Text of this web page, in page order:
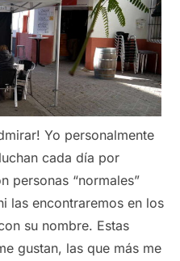
Yo personalmente
cada día por
personas “normales”
las encontraremos en los
su nombre. Estas
gustan, las que más me